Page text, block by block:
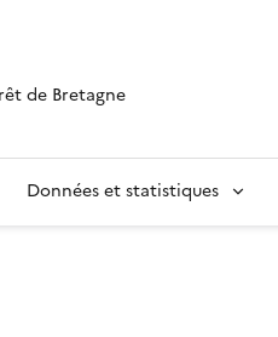
de Bretagne
Données et statistiques